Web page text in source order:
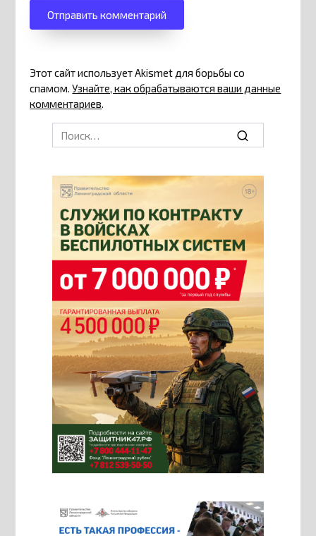
Этот сайт использует Akismet для борьбы со
спамом.Узнайте, как обрабатываются ваши данные
комментариев.
Search
for: